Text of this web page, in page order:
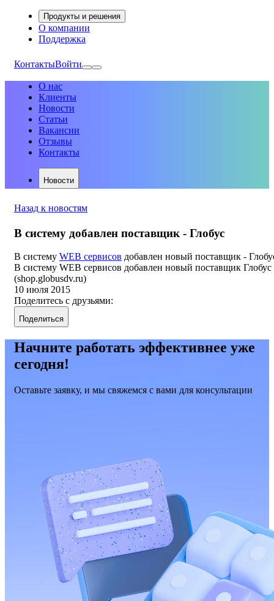
Продукты и решения
О компании
Поддержка
КонтактыВойти
О нас
Клиенты
Новости
Статьи
Вакансии
Отзывы
Контакты
Новости
Назад к новостям
В систему добавлен поставщик - Глобус
В систему WEB сервисов добавлен новый поставщик -
В систему WEB сервисов добавлен новый поставщик Глобус
(shop.globusdv.ru)
10 июля 2015
Поделитесь с друзьями:
Поделиться
Начните работать эффективнее уже
сегодня!
Оставьте заявку, и мы свяжемся с вами для консультации